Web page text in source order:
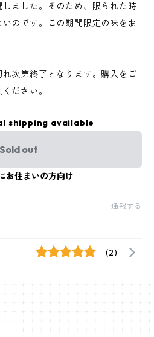
ました。そのため、限られた時
のです。この期間限定の味をお
次第終了となります。購入をご
ださい。
shipping available
Sold out
お住まいの方向け
通報する
(2)